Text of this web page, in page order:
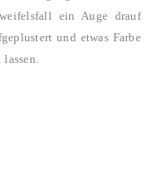
ein Auge drauf
und etwas Farbe